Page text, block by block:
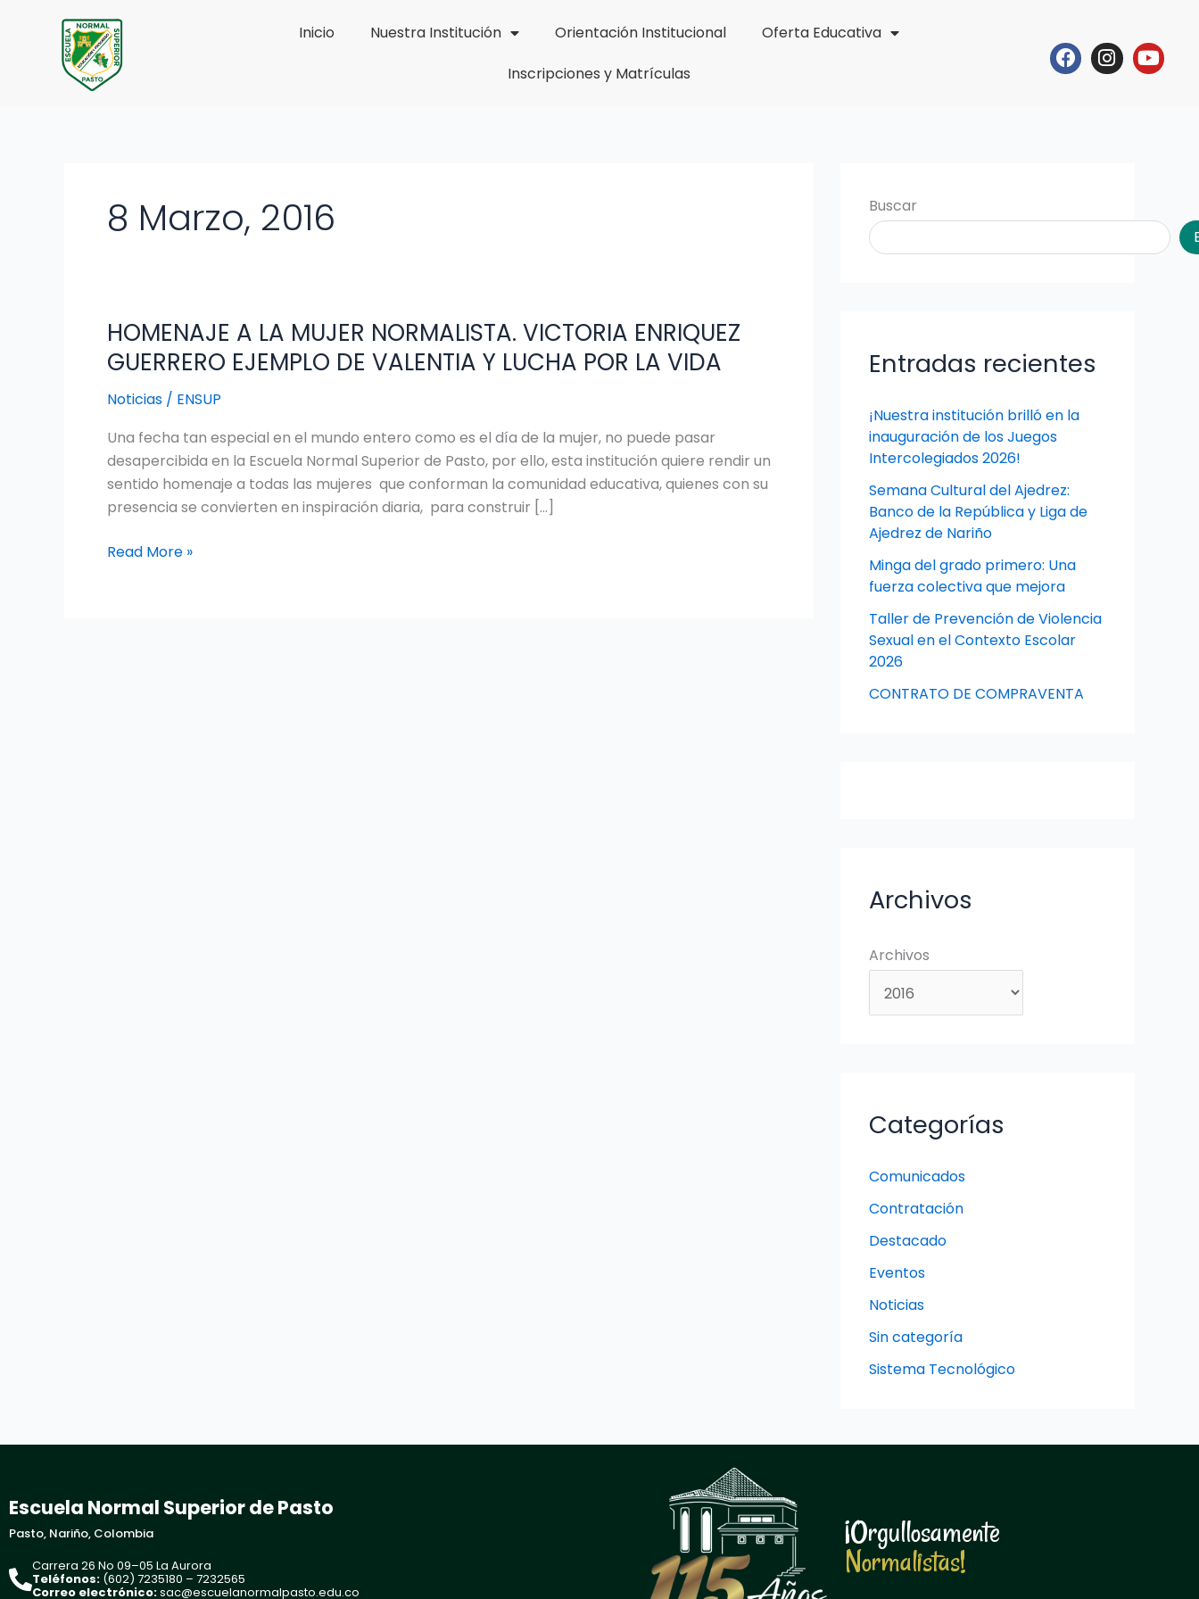
contenido
Inicio Nuestra Institución Orientación Institucional
Oferta Educativa
Inscripciones y Matrículas
Facebook
8 Marzo, 2016
HOMENAJE A LA MUJER NORMALISTA. VICTORIA ENRIQUEZ
GUERRERO EJEMPLO DE VALENTIA Y LUCHA POR LA VIDA
Noticias / ENSUP
Una fecha tan especial en el mundo entero como es el día de la mujer, no puede pasar
desapercibida en la Escuela Normal Superior de Pasto, por ello, esta institución quiere rendir un
sentido homenaje a todas las mujeres que conforman la comunidad educativa, quienes con su
presencia se convierten en inspiración diaria, para construir […]
HOMENAJE
A
LA
MUJER
VICTORIA
ENRIQUEZ
GUERRERO
EJEMPLO
VALENTIA
Read More »
Buscar
Entradas recientes
¡Nuestra institución brilló en la
inauguración de los Juegos
Intercolegiados 2026!
Semana Cultural del Ajedrez:
Banco de la República y Liga de
Ajedrez de Nariño
Minga del grado primero: Una
fuerza colectiva que mejora
Taller de Prevención de Violencia
Sexual en el Contexto Escolar
2026
CONTRATO DE COMPRAVENTA
Archivos
Archivos
Categorías
Comunicados
Contratación
Destacado
Eventos
Noticias
Sin categoría
Sistema Tecnológico
Escuela Normal Superior de Pasto
Pasto, Nariño, Colombia
Carrera 26 No 09–05 La Aurora
Teléfonos: (602) 7235180 – 7232565
Correo electrónico:sac@escuelanormalpasto.edu.co
¡Orgullosamente
Normalistas!